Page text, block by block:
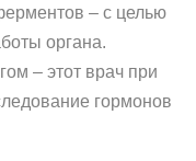
– с целью
органа.
– этот врач при
гормонов